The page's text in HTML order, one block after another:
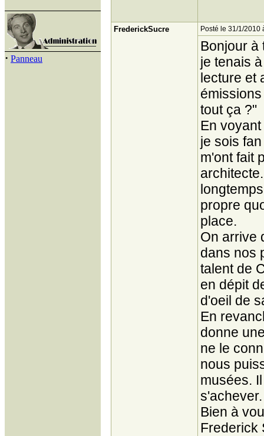
· Panneau
FrederickSucre Posté le 31/1/2010
Bonjour à
je tenais
lecture et
tout ça ?"
En
je sois
m'ont fait
propre
place.
On arrive
dans nos
talent de
en dépit
d'oeil de
En
donne
ne le
nous
musées.
Bien à
Frederick